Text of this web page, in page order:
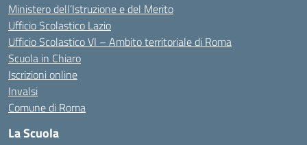
Ministero dell’Istruzione e del Merito
Ufficio Scolastico Lazio
Ufficio Scolastico VI – Ambito territoriale di Roma
Scuola in Chiaro
Iscrizioni online
Invalsi
Comune di Roma
La Scuola